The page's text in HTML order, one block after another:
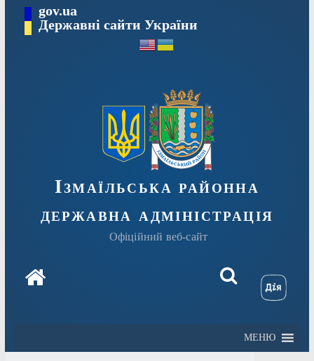
вмісту
gov.ua
Державні сайти України
Ізмаїльська районна
державна адміністрація
Офіційний веб-сайт
МЕНЮ